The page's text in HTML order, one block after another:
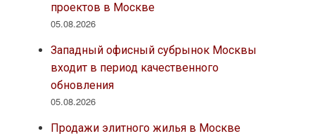
проектов в Москве
05.08.2026
Западный офисный субрынок Москвы
входит в период качественного
обновления
05.08.2026
Продажи элитного жилья в Москве